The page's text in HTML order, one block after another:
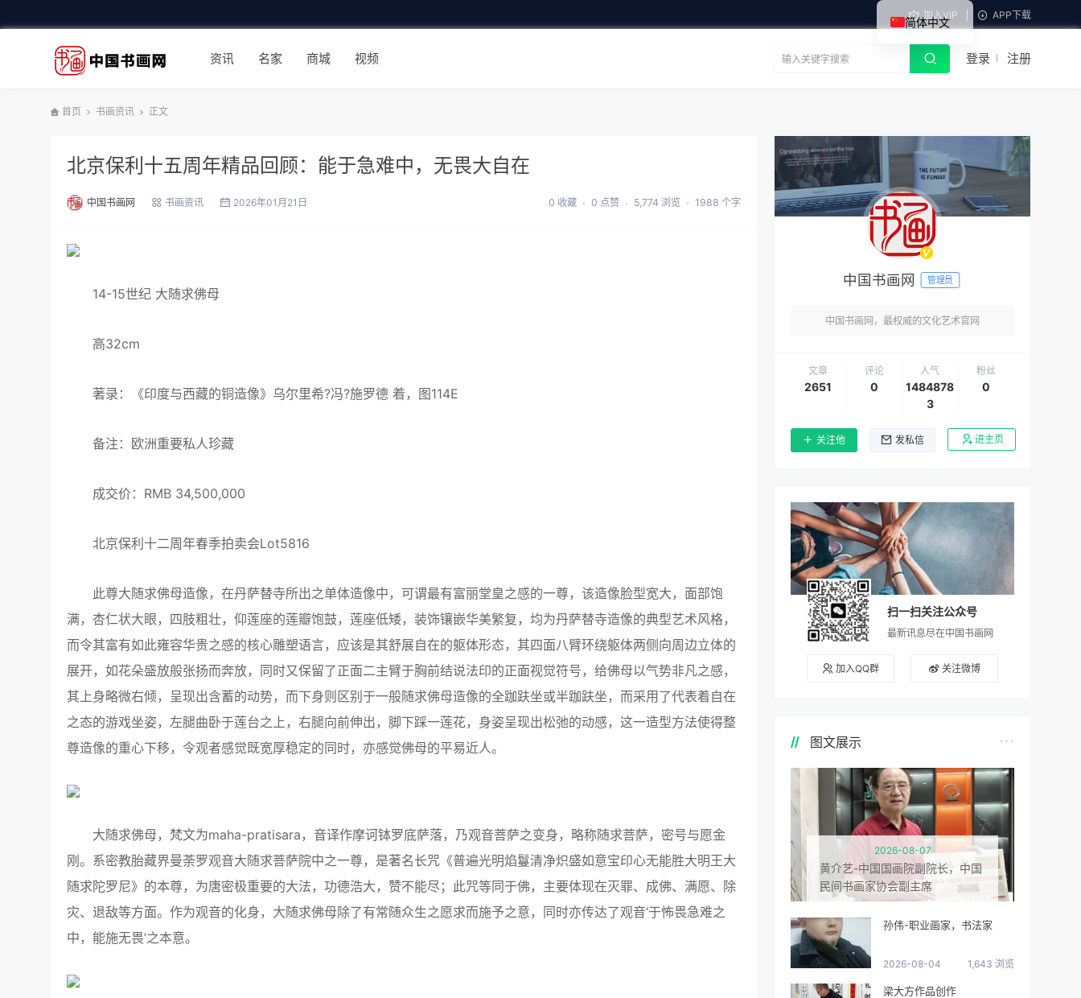
加入VIP APP下载
资讯 名家 商城 视频 登录 注册
首页 书画资讯 正文
北京保利十五周年精品回顾：能于急难中，无畏大自在
中国书画网 书画资讯 2026年01月21日 0 收藏 0 点赞 5,774 浏览 1988 个字
14-15世纪 大随求佛母
高32cm
著录：《印度与西藏的铜造像》乌尔里希?冯?施罗德 着，图114E
备注：欧洲重要私人珍藏
成交价：RMB 34,500,000
北京保利十二周年春季拍卖会Lot5816
此尊大随求佛母造像，在丹萨替寺所出之单体造像中，可谓最有富丽堂皇之感的一尊，该造像脸型宽大，面部饱
满，杏仁状大眼，四肢粗壮，仰莲座的莲瓣饱鼓，莲座低矮，装饰镶嵌华美繁复，均为丹萨替寺造像的典型艺术风格，
而令其富有如此雍容华贵之感的核心雕塑语言，应该是其舒展自在的躯体形态，其四面八臂环绕躯体两侧向周边立体的
展开，如花朵盛放般张扬而奔放，同时又保留了正面二主臂于胸前结说法印的正面视觉符号，给佛母以气势非凡之感，
其上身略微右倾，呈现出含蓄的动势，而下身则区别于一般随求佛母造像的全跏趺坐或半跏趺坐，而采用了代表着自在
之态的游戏坐姿，左腿曲卧于莲台之上，右腿向前伸出，脚下踩一莲花，身姿呈现出松弛的动感，这一造型方法使得整
尊造像的重心下移，令观者感觉既宽厚稳定的同时，亦感觉佛母的平易近人。
大随求佛母，梵文为maha-pratisara，音译作摩诃钵罗底萨落，乃观音菩萨之变身，略称随求菩萨，密号与愿金
刚。系密教胎藏界曼荼罗观音大随求菩萨院中之一尊，是著名长咒《普遍光明焰鬘清净炽盛如意宝印心无能胜大明王大
随求陀罗尼》的本尊，为唐密极重要的大法，功德浩大，赞不能尽；此咒等同于佛，主要体现在灭罪、成佛、满愿、除
灾、退敌等方面。作为观音的化身，大随求佛母除了有常随众生之愿求而施予之意，同时亦传达了观音‘于怖畏急难之
中，能施无畏’之本意。
中国书画网 管理员
中国书画网，最权威的文化艺术官网
文章
2651
评论
0
人气
1484878
3
粉丝
0
关注他 发私信 进主页
扫一扫关注公众号
最新讯息尽在中国书画网
加入QQ群 关注微博
图文展示
2026-08-07
黄介艺-中国国画院副院长，中国
民间书画家协会副主席
孙伟-职业画家，书法家
2026-08-04 1,643 浏览
梁大方作品创作
简体中文